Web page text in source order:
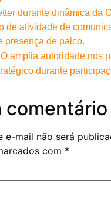
amplia autoridade nos
durante
comentário
e-mail não será
com *